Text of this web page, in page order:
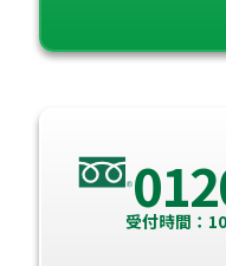
受付時間：